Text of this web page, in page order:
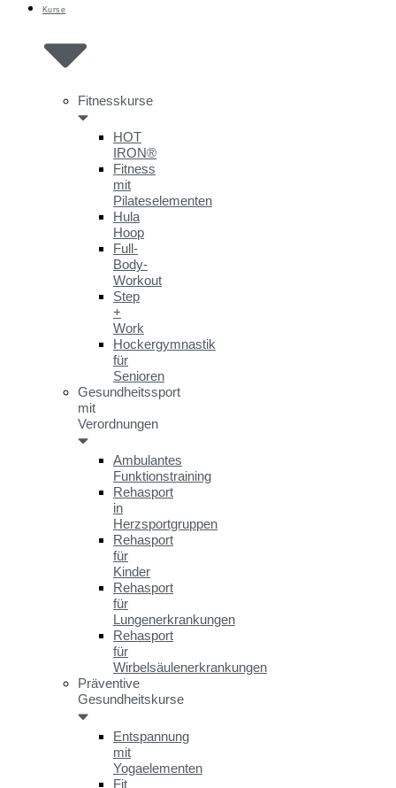
Kurse
Fitnesskurse
HOT
IRON®
Fitness
mit
Pilateselementen
Hula
Hoop
Full-
Body-
Workout
Step
+
Work
Hockergymnastik
für
Senioren
Gesundheitssport
mit
Verordnungen
Ambulantes
Funktionstraining
Rehasport
in
Herzsportgruppen
Rehasport
für
Kinder
Rehasport
für
Lungenerkrankungen
Rehasport
für
Wirbelsäulenerkrankungen
Präventive
Gesundheitskurse
Entspannung
mit
Yogaelementen
Fit